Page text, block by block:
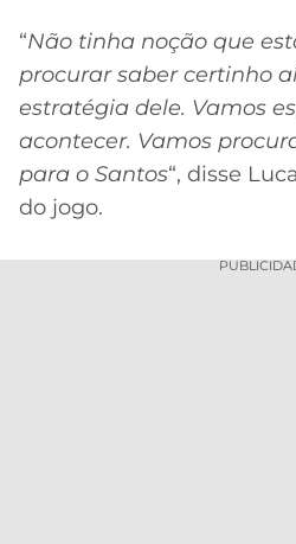
“Não tinha noção que
procurar saber certinho
estratégia dele. Vamos
acontecer. Vamos
para o Santos“, disse
do jogo.